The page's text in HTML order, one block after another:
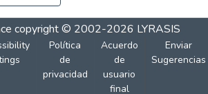
copyright © 2002-2026 LYRASIS
Política
de
privacidad
Acuerdo
de
usuario
final
Enviar
Sugerencias